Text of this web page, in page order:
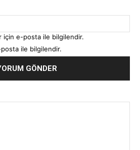
için e-posta ile bilgilendir.
ile bilgilendir.